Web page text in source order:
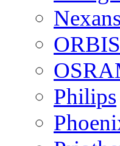
Nexans
ORBIS
Philips